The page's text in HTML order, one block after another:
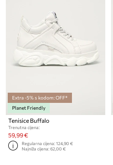
Extra -5% s kodom: OFF*
Planet Friendly
Tenisice Buffalo
Trenutna cijena:
59,99 €
Regularna cijena:124,90 €
Najniža cijena:62,00 €